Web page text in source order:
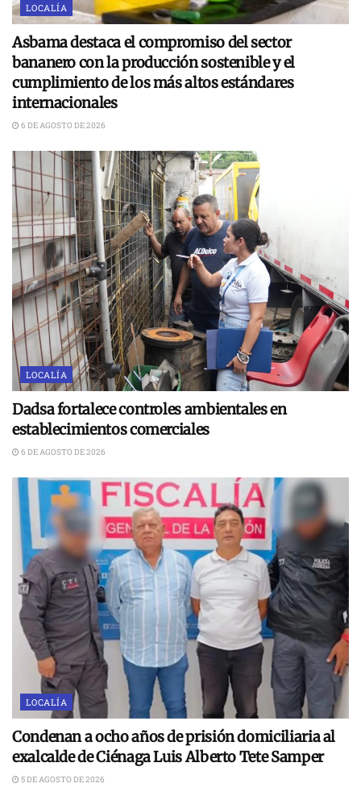
LOCALÍA
Asbama destaca el compromiso del sector
bananero con la producción sostenible y el
cumplimiento de los más altos estándares
internacionales
6 DE AGOSTO DE 2026
LOCALÍA
Dadsa fortalece controles ambientales en
establecimientos comerciales
6 DE AGOSTO DE 2026
LOCALÍA
Condenan a ocho años de prisión domiciliaria al
exalcalde de Ciénaga Luis Alberto Tete Samper
5 DE AGOSTO DE 2026